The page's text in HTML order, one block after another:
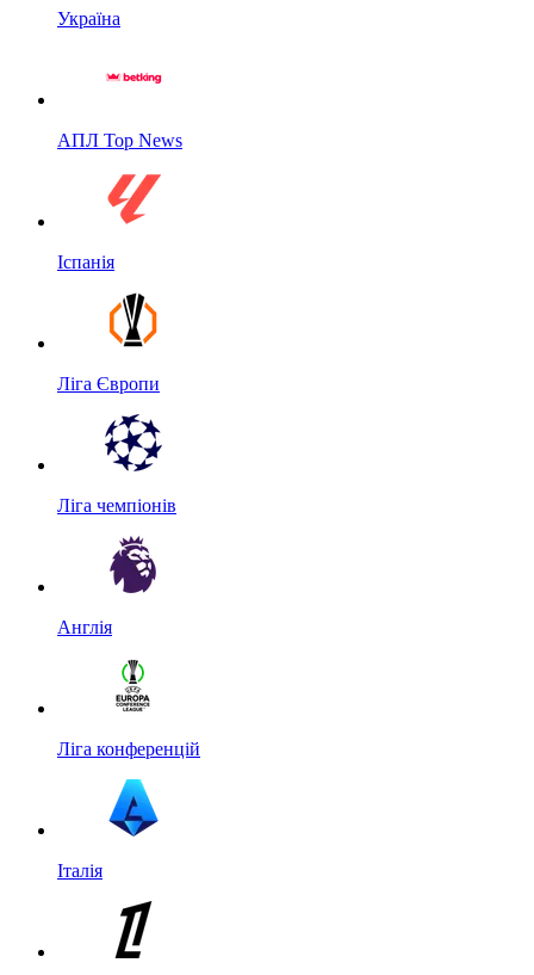
Україна
АПЛ Top News
Іспанія
Ліга Європи
Ліга чемпіонів
Англія
Ліга конференцій
Італія